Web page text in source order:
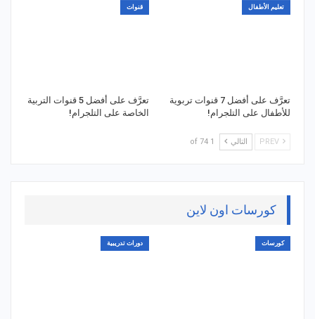
تعليم الأطفال
تعرَّف على أفضل 7 قنوات تربوية
للأطفال على التلجرام!
قنوات
تعرَّف على أفضل 5 قنوات التربية
الخاصة على التلجرام!
التالي 1 of 74
كورسات اون لاين
كورسات دورات تدريبية